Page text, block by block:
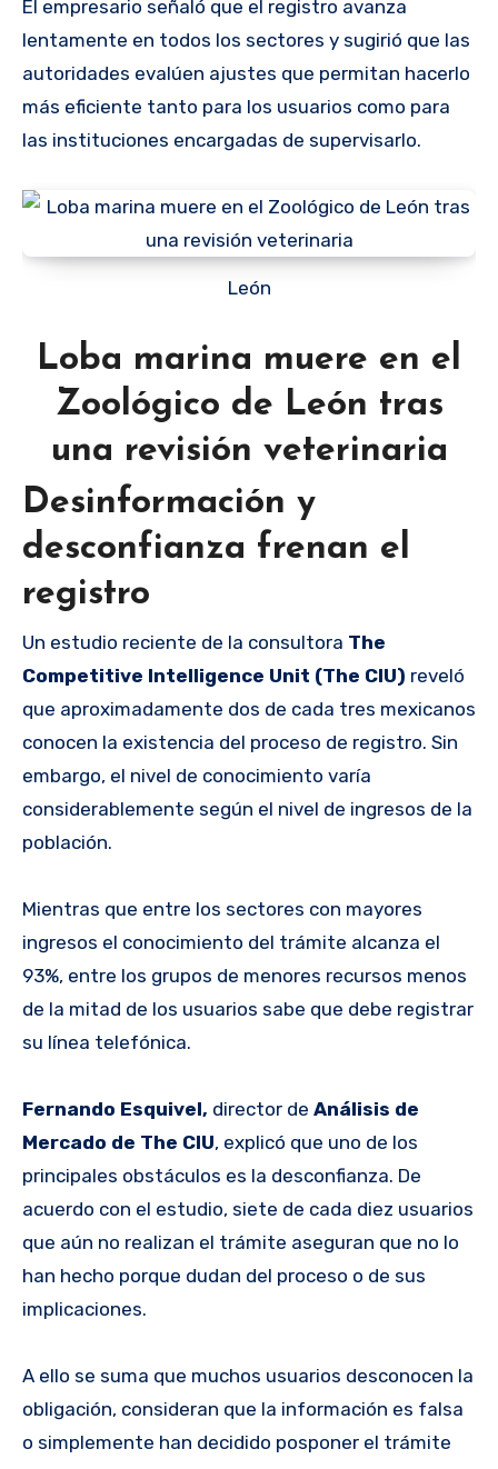
El empresario señaló que el registro avanza
lentamente en todos los sectores y sugirió que las
autoridades evalúen ajustes que permitan hacerlo
más eficiente tanto para los usuarios como para
las instituciones encargadas de supervisarlo.
León
Loba marina muere en el
Zoológico de León tras
una revisión veterinaria
Desinformación y
desconfianza frenan el
registro
Un estudio reciente de la consultora The
Competitive Intelligence Unit (The CIU) reveló
que aproximadamente dos de cada tres mexicanos
conocen la existencia del proceso de registro. Sin
embargo, el nivel de conocimiento varía
considerablemente según el nivel de ingresos de la
población.
Mientras que entre los sectores con mayores
ingresos el conocimiento del trámite alcanza el
93%, entre los grupos de menores recursos menos
de la mitad de los usuarios sabe que debe registrar
su línea telefónica.
Fernando Esquivel, director de Análisis de
Mercado de The CIU, explicó que uno de los
principales obstáculos es la desconfianza. De
acuerdo con el estudio, siete de cada diez usuarios
que aún no realizan el trámite aseguran que no lo
han hecho porque dudan del proceso o de sus
implicaciones.
A ello se suma que muchos usuarios desconocen la
obligación, consideran que la información es falsa
o simplemente han decidido posponer el trámite